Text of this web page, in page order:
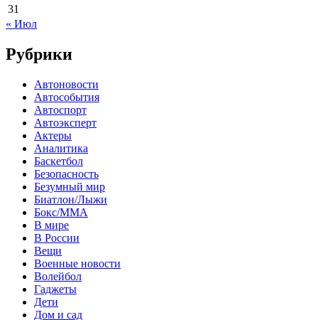
31
« Июл
Рубрики
Автоновости
Автособытия
Автоспорт
Автоэксперт
Актеры
Аналитика
Баскетбол
Безопасность
Безумный мир
Биатлон/Лыжи
Бокс/MMA
В мире
В России
Вещи
Военные новости
Волейбол
Гаджеты
Дети
Дом и сад